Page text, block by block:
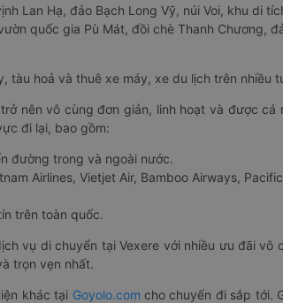
Lan Hạ, đảo Bạch Long Vỹ, núi Voi, khu di
quốc gia Pù Mát, đồi chè Thanh Chương,
tàu hoả và thuê xe máy, xe du lịch trên nhiều
nên vô cùng đơn giản, linh hoạt và được cá
đi lại, bao gồm:
đường trong và ngoài nước.
Airlines, Vietjet Air, Bamboo Airways,
trên toàn quốc.
vụ di chuyển tại Vexere với nhiều ưu đãi vô
trọn vẹn nhất.
khác tại Goyolo.com cho chuyến đi sắp tới.